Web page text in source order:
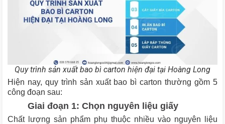
Quy trình sản xuất bao bì carton hiện đại tại Hoàng Long
Hiện nay, quy trình sản xuất bao bì carton thường gồm 5
công đoạn sau:
Giai đoạn 1: Chọn nguyên liệu giấy
Chất lượng sản phẩm phụ thuộc nhiều vào nguyên liệu